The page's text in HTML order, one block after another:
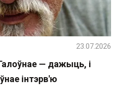
— дажыць, і
інтэрв'ю
23.07.2026